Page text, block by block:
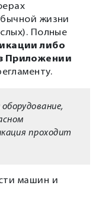
жизни
Полные
либо
Приложении
проходит
машин и